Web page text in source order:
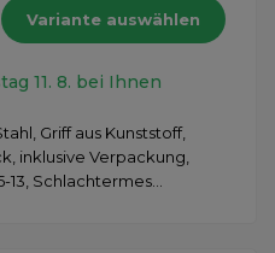
Variante auswählen
11. 8. bei Ihnen
Griff aus Kunststoff,
inklusive Verpackung,
Schlachtermes...